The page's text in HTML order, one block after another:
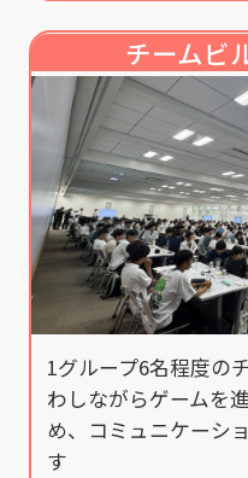
チームビ
1グループ6名程度の
わしながらゲームを
め、コミュニケーシ
す